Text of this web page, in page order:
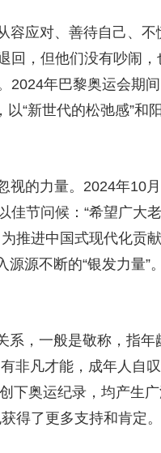
容应对、善待自己、不
回，但他们没有吵闹
年巴黎奥运会期间
“新世代的松弛感”和
视的力量。2024年10
佳节问候：“希望广大
推进中国式现代化贡献
源不断的“银发力量”
系，一般是敬称，指
非凡才能，成年人自
下奥运纪录，均产生
得了更多支持和肯定